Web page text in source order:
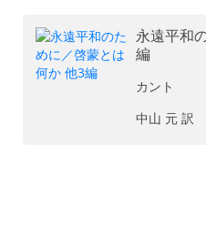
永遠平和
編
カント
中山 元 訳